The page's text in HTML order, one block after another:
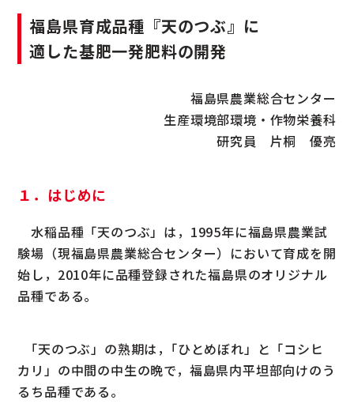
福島県育成品種『天のつぶ』に
適した基肥一発肥料の開発
福島県農業総合センター
生産環境部環境・作物栄養科
研究員 片桐 優亮
１．はじめに
水稲品種「天のつぶ」は，1995年に福島県農業試
験場（現福島県農業総合センター）において育成を開
始し，2010年に品種登録された福島県のオリジナル
品種である。
｢天のつぶ」の熟期は，｢ひとめぼれ」と「コシヒ
カリ」の中間の中生の晩で，福島県内平坦部向けのう
るち品種である。